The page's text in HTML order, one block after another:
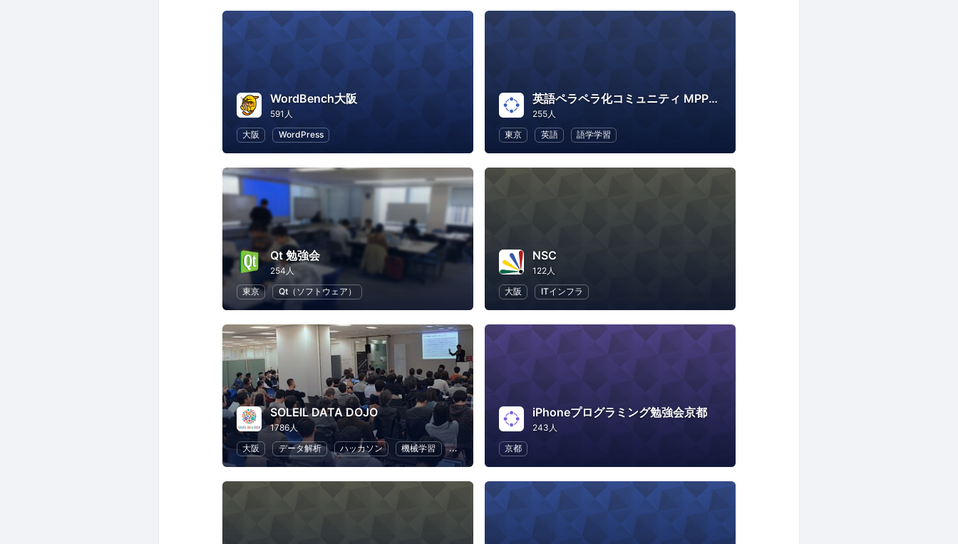
WordBench大阪
591人
大阪
WordPress
英語ペラペラ化コミュニティ MPP(Majide Perapera Project)
255人
東京
英語 語学学習
Qt 勉強会
254人
東京
Qt（ソフトウェア）
NSC
122人
大阪
ITインフラ
SOLEIL DATA DOJO
1786人
大阪
データ解析 ハッカソン 機械学習 Python 人工知能
iPhoneプログラミング勉強会京都
243人
京都